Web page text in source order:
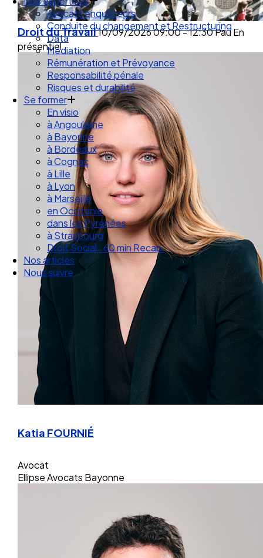
Nos expertises
Avocats enquêteurs
Conduite du changement et Restructuring
Data
Médiation
Rémunération et Prévoyance
Responsabilité pénale
Risques et durabilité
Se former
En visio
à Angouleme
à Bayonne
à Bordeaux
à Cognac
à Lille
à Lyon
à Marseille
en Occitanie
dans les Pyrénées
à Strasbourg
Droit Social : 60 min Recap’
Nos articles
Nous suivre
Droit du Travail10/09/202609:00 - 12:30PauEn
présentiel
Katia FOURNIÉ
Avocat
Ellipse Avocats Bayonne